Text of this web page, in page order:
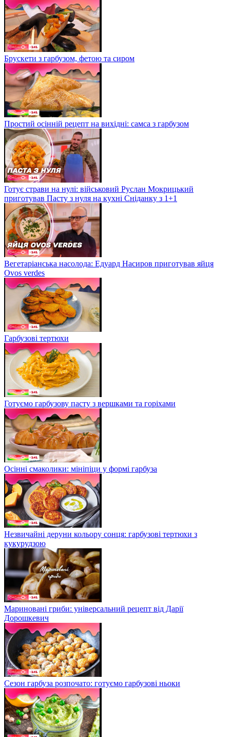
Брускети з гарбузом, фетою та сиром
Простий осінній рецепт на вихідні: самса з гарбузом
Готує страви на нулі: військовий Руслан Мокрицький
приготував Пасту з нуля на кухні Сніданку з 1+1
Вегетаріанська насолода: Едуард Насиров приготував яйця
Ovos verdes
Гарбузові тертюхи
Готуємо гарбузову пасту з вершками та горіхами
Осінні смаколики: мініпіци у формі гарбуза
Незвичайні деруни кольору сонця: гарбузові тертюхи з
кукурудзою
Мариновані гриби: універсальний рецепт від Дарії
Дорошкевич
Сезон гарбуза розпочато: готуємо гарбузові ньоки